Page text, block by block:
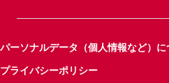
パーソナルデータ（個人情報など）に
プライバシーポリシー